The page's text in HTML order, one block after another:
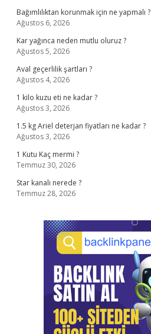
Bağımlılıktan korunmak için ne yapmalı ?
Ağustos 6, 2026
Kar yağınca neden mutlu oluruz ?
Ağustos 5, 2026
Aval geçerlilik şartları ?
Ağustos 4, 2026
1 kilo kuzu eti ne kadar ?
Ağustos 3, 2026
1.5 kg Ariel deterjan fiyatları ne kadar ?
Ağustos 3, 2026
1 Kutu Kaç mermi ?
Temmuz 30, 2026
Star kanalı nerede ?
Temmuz 28, 2026